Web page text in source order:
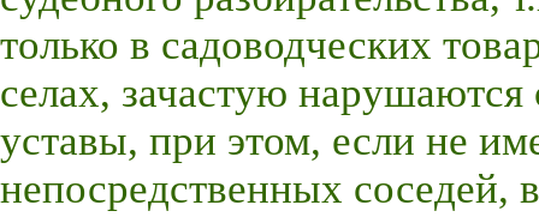
только в садоводческих
селах, зачастую
уставы, при этом, если не
непосредственных соседей,